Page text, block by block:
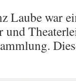
Laube war
und